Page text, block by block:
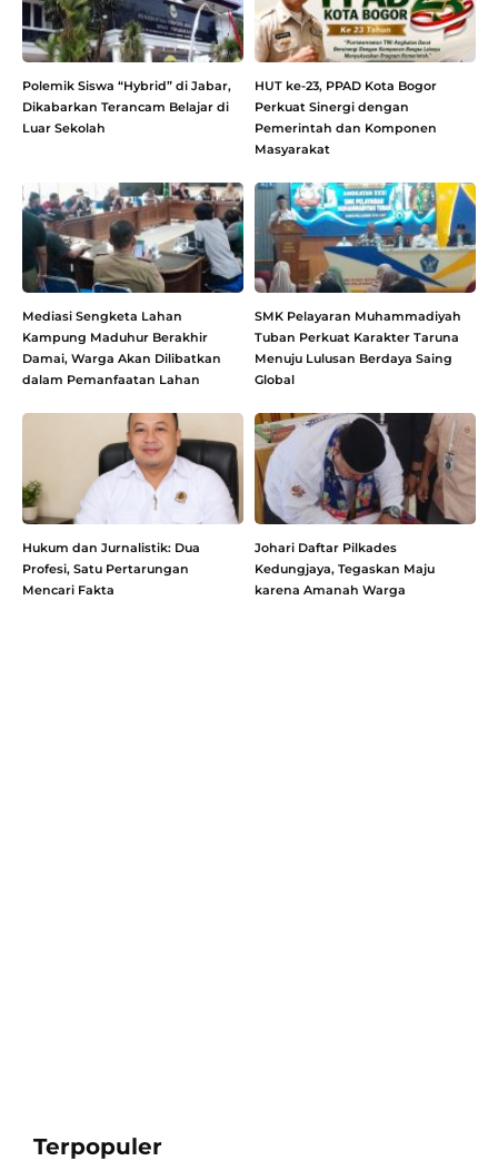
Polemik Siswa “Hybrid” di Jabar,
Dikabarkan Terancam Belajar di
Luar Sekolah
HUT ke-23, PPAD Kota Bogor
Perkuat Sinergi dengan
Pemerintah dan Komponen
Masyarakat
Mediasi Sengketa Lahan
Kampung Maduhur Berakhir
Damai, Warga Akan Dilibatkan
dalam Pemanfaatan Lahan
SMK Pelayaran Muhammadiyah
Tuban Perkuat Karakter Taruna
Menuju Lulusan Berdaya Saing
Global
Hukum dan Jurnalistik: Dua
Profesi, Satu Pertarungan
Mencari Fakta
Johari Daftar Pilkades
Kedungjaya, Tegaskan Maju
karena Amanah Warga
Terpopuler